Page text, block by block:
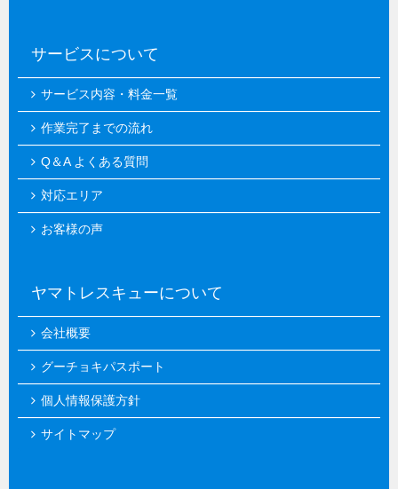
サービスについて
サービス内容・料金一覧
作業完了までの流れ
Q＆A よくある質問
対応エリア
お客様の声
ヤマトレスキューについて
会社概要
グーチョキパスポート
個人情報保護方針
サイトマップ